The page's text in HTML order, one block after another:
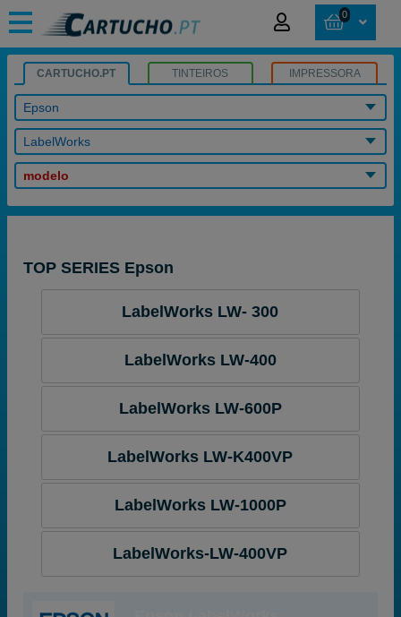
0
CARTUCHO.PT TINTEIROS IMPRESSORA
Epson
LabelWorks
modelo
TOP SERIES Epson
LabelWorks LW- 300
LabelWorks LW-400
LabelWorks LW-600P
LabelWorks LW-K400VP
LabelWorks LW-1000P
LabelWorks-LW-400VP